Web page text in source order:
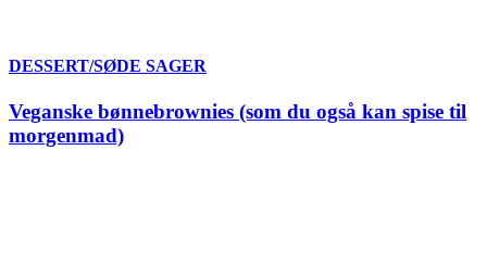
DESSERT/SØDE SAGER
Veganske bønnebrownies (som du også kan spise til
morgenmad)